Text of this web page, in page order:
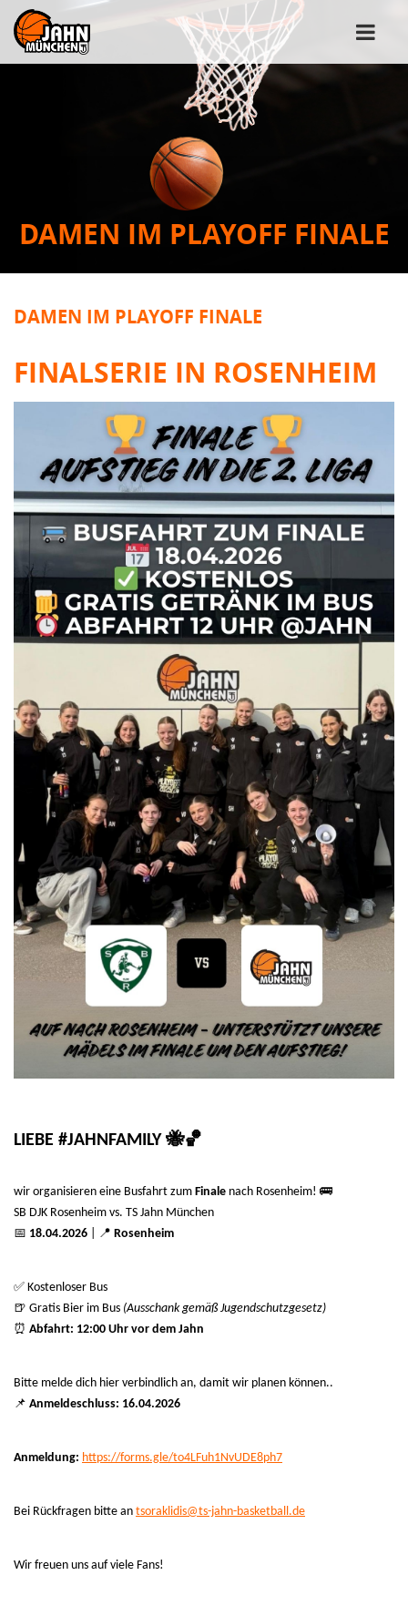
DAMEN IM PLAYOFF FINALE
DAMEN IM PLAYOFF FINALE
FINALSERIE IN ROSENHEIM
LIEBE #JAHNFAMILY 🐝🏀
wir organisieren eine Busfahrt zum Finale nach Rosenheim! 🚌
SB DJK Rosenheim vs. TS Jahn München
📅 18.04.2026 📍 Rosenheim
✅ Kostenloser Bus
🍺 Gratis Bier im Bus (Ausschank gemäß Jugendschutzgesetz)
⏰ Abfahrt: 12:00 Uhr vor dem Jahn
Bitte melde dich hier verbindlich an, damit wir planen können..
📌 Anmeldeschluss: 16.04.2026
Anmeldung: https://forms.gle/to4LFuh1NvUDE8ph7
Bei Rückfragen bitte an tsoraklidis@ts-jahn-basketball.de
Wir freuen uns auf viele Fans!